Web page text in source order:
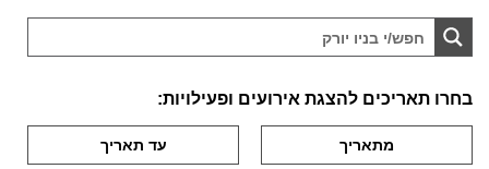
בחרו תאריכים להצגת אירועים ופעילויות: